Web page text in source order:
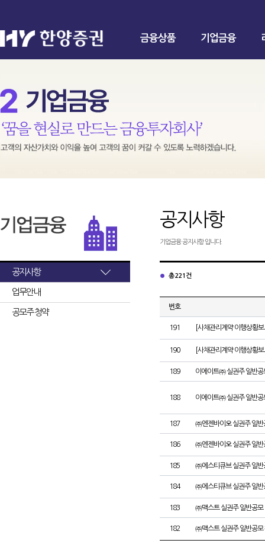
금융상품 기업금융
공지사항
업무안내
공모주 청약
공지사항
기업금융 공지사항 입니다.
총 221건
번호
191 [사채관리계약 이행상황
190 [사채관리계약 이행상황
189 이에이트㈜ 실권주 일반공
188 이에이트㈜ 실권주 일반공
187 ㈜엔젠바이오 실권주 일반
186 ㈜엔젠바이오 실권주 일반
185 ㈜에스티큐브 실권주 일반
184 ㈜에스티큐브 실권주 일반
183 ㈜맥스트 실권주 일반공모
182 ㈜맥스트 실권주 일반공모